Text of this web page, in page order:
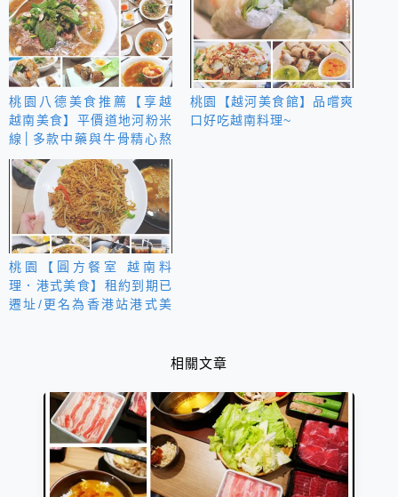
桃園八德美食推薦【享越
越南美食】平價道地河粉米
線│多款中藥與牛骨精心熬
煮│小份量獨享也能品嚐
桃園【越河美食館】品嚐爽
口好吃越南料理~
桃園【圓方餐室 越南料
理．港式美食】租約到期已
遷址/更名為香港站港式美
相關文章